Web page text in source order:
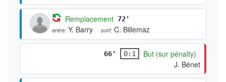
Remplacement 72'
entre: Y. Barry sort: C. Billemaz
66' 0:1
But (sur pénalty)
J. Bénet